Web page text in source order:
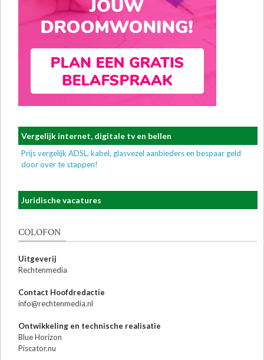
Vergelijk internet, digitale tv en bellen
Prijs vergelijk ADSL, kabel, glasvezel aanbieders en bespaar geld
door over te stappen!
Juridische vacatures
COLOFON
Uitgeverij
Rechtenmedia
Contact Hoofdredactie
info@rechtenmedia.nl
Ontwikkeling en technische realisatie
Blue Horizon
Piscator.nu